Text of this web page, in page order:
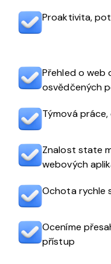
Proaktivita,
Přehled o web
osvědčených
Týmová
Znalost state
webových
Ochota rychle
Oceníme
přístup